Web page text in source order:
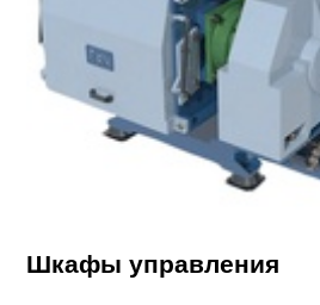
Шкафы управления